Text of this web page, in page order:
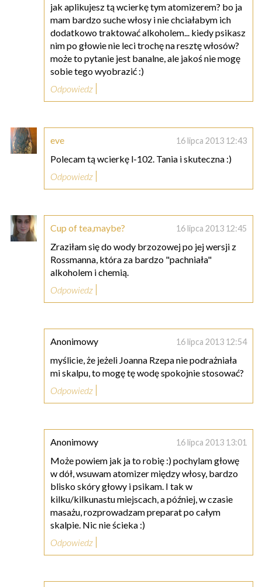
jak aplikujesz tą wcierkę tym atomizerem? bo ja
mam bardzo suche włosy i nie chciałabym ich
dodatkowo traktować alkoholem... kiedy psikasz
nim po głowie nie leci trochę na resztę włosów?
może to pytanie jest banalne, ale jakoś nie mogę
sobie tego wyobrazić :)
Odpowiedz
eve 16 lipca 2013 12:43
Polecam tą wcierkę l-102. Tania i skuteczna :)
Odpowiedz
Cup of tea,maybe? 16 lipca 2013 12:45
Zraziłam się do wody brzozowej po jej wersji z
Rossmanna, która za bardzo "pachniała"
alkoholem i chemią.
Odpowiedz
Anonimowy 16 lipca 2013 12:54
myślicie, że jeżeli Joanna Rzepa nie podrażniała
mi skalpu, to mogę tę wodę spokojnie stosować?
Odpowiedz
Anonimowy 16 lipca 2013 13:01
Może powiem jak ja to robię :) pochylam głowę
w dół, wsuwam atomizer między włosy, bardzo
blisko skóry głowy i psikam. I tak w
kilku/kilkunastu miejscach, a później, w czasie
masażu, rozprowadzam preparat po całym
skalpie. Nic nie ścieka :)
Odpowiedz